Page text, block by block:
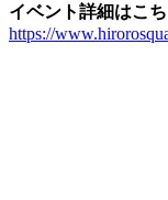
イベント詳細はこ
https://